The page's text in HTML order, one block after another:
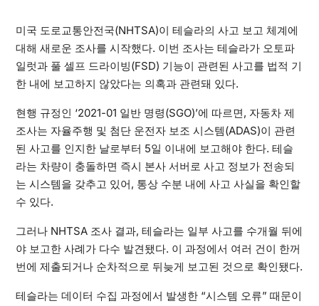
미국 도로교통안전국(NHTSA)이 테슬라의 사고 보고 체계에
대해 새로운 조사를 시작했다. 이번 조사는 테슬라가 오토파
일럿과 풀 셀프 드라이빙(FSD) 기능이 관련된 사고를 법적 기
한 내에 보고하지 않았다는 의혹과 관련돼 있다.
현행 규정인 ‘2021-01 일반 명령(SGO)’에 따르면, 자동차 제
조사는 자율주행 및 첨단 운전자 보조 시스템(ADAS)이 관련
된 사고를 인지한 날로부터 5일 이내에 보고해야 한다. 테슬
라는 차량이 충돌하면 즉시 본사 서버로 사고 정보가 전송되
는 시스템을 갖추고 있어, 통상 수분 내에 사고 사실을 확인할
수 있다.
그러나 NHTSA 조사 결과, 테슬라는 일부 사고를 수개월 뒤에
야 보고한 사례가 다수 발견됐다. 이 과정에서 여러 건이 한꺼
번에 제출되거나 순차적으로 뒤늦게 보고된 것으로 확인됐다.
테슬라는 데이터 수집 과정에서 발생한 “시스템 오류” 때문이